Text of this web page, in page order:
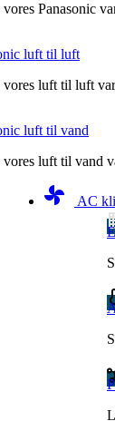
vores Panasonic
luft til luft
vores luft til luft
luft til vand
vores luft til vand
toys_fan
AC